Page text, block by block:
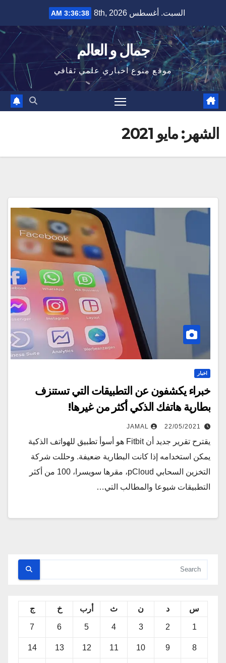
content
السبت. أغسطس 8th, 2026 3:36:39 AM
جمال و العالم
موقع منوع اخباري علمي ثقافي
الشهر:مايو 2021
اخبار
خبراء يكشفون عن التطبيقات التي تستنزف
بطارية هاتفك الذكي أكثر من غيرها!
22/05/2021
JAMAL
يقترح تقرير جديد أن Fitbit هو أسوأ تطبيق للهواتف الذكية
يمكن استخدامه إذا كانت البطارية ضعيفة. وحللت شركة
التخزين السحابي pCloud، مقرها سويسرا، 100 من أكثر
التطبيقات شيوعا والمطالب التي…
س د ن ث أرب خ ج
1
2
3
4
5
6
7
8
9
10
11
12
13
14